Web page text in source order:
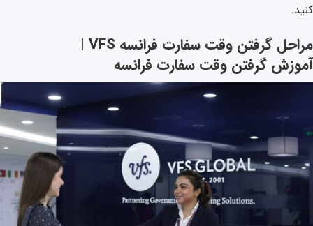
کنید.
مراحل گرفتن وقت سفارت فرانسه VFS |
آموزش گرفتن وقت سفارت فرانسه